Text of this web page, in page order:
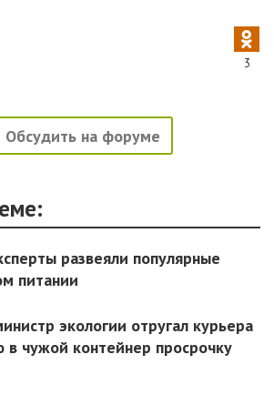
3
Обсудить на форуме
развеяли популярные
питании
экологии отругал курьера
чужой контейнер просрочку